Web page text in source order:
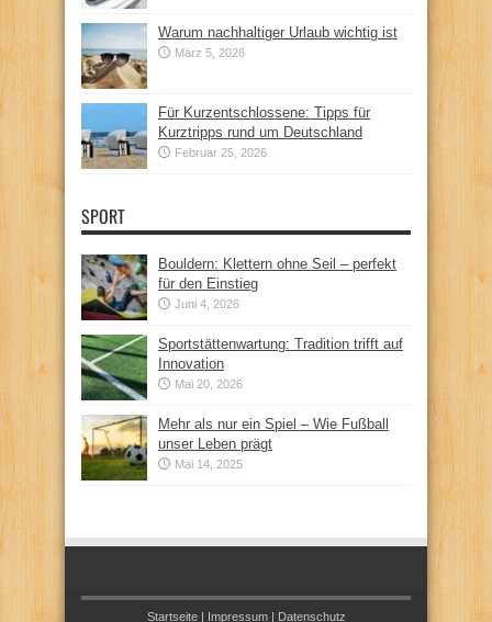
Warum nachhaltiger Urlaub wichtig ist
März 5, 2026
Für Kurzentschlossene: Tipps für
Kurztripps rund um Deutschland
Februar 25, 2026
SPORT
Bouldern: Klettern ohne Seil – perfekt
für den Einstieg
Juni 4, 2026
Sportstättenwartung: Tradition trifft auf
Innovation
Mai 20, 2026
Mehr als nur ein Spiel – Wie Fußball
unser Leben prägt
Mai 14, 2025
Startseite| Impressum| Datenschutz